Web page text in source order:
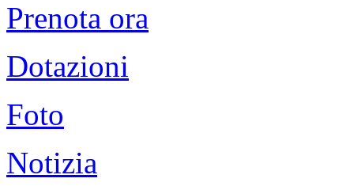
Prenota ora
Dotazioni
Foto
Notizia